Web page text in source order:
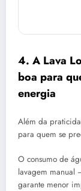
4. A Lava
boa para
energia
Além da
para quem se
O consumo de
lavagem manual
garante menor